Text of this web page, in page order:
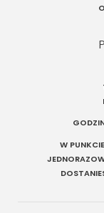
W